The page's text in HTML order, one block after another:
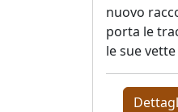
Bellini
Franco
Beraldo
nuovo
porta le
le sue